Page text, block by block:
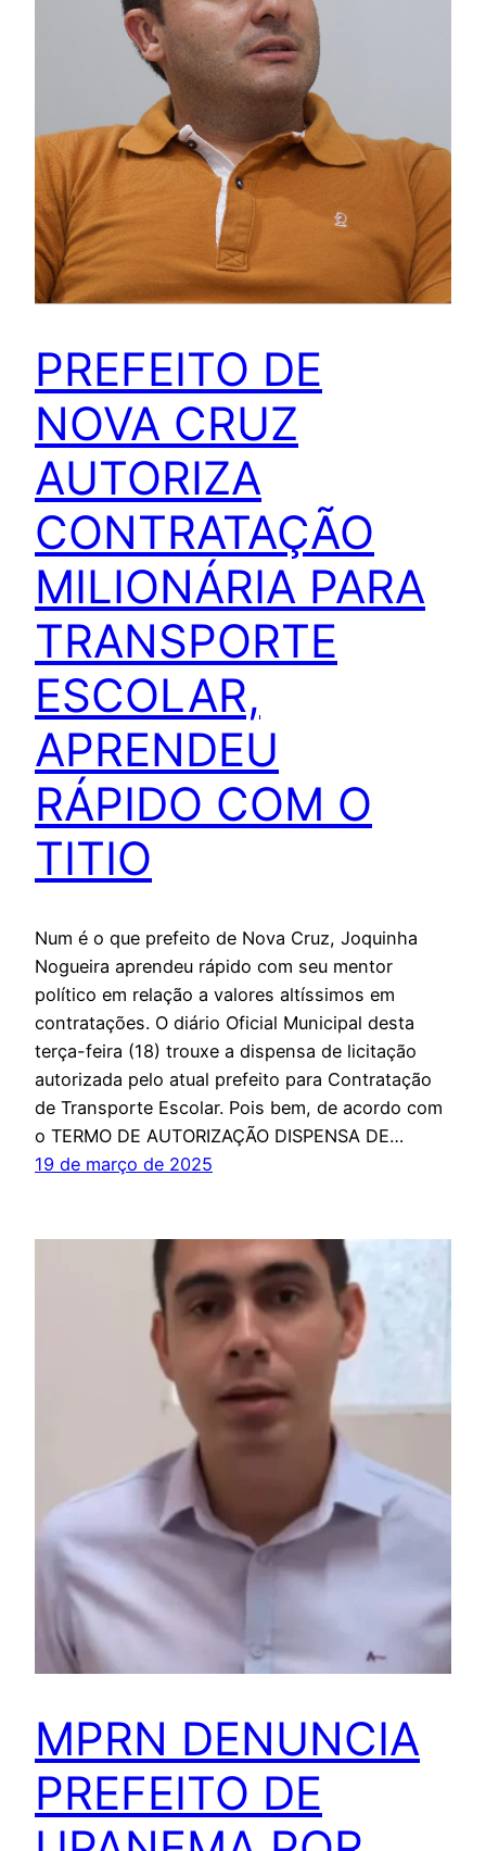
PREFEITO DE
NOVA CRUZ
AUTORIZA
CONTRATAÇÃO
MILIONÁRIA PARA
TRANSPORTE
ESCOLAR,
APRENDEU
RÁPIDO COM O
TITIO
Num é o que prefeito de Nova Cruz, Joquinha
Nogueira aprendeu rápido com seu mentor
político em relação a valores altíssimos em
contratações. O diário Oficial Municipal desta
terça-feira (18) trouxe a dispensa de licitação
autorizada pelo atual prefeito para Contratação
de Transporte Escolar. Pois bem, de acordo com
o TERMO DE AUTORIZAÇÃO DISPENSA DE…
19 de março de 2025
MPRN DENUNCIA
PREFEITO DE